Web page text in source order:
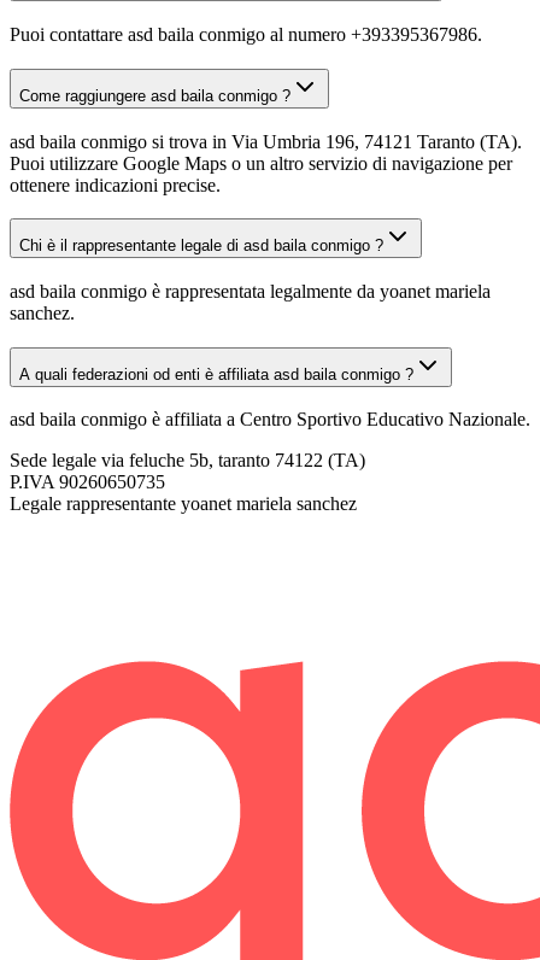
Puoi contattare asd baila conmigo al numero +393395367986.
Come raggiungere asd baila conmigo ?
asd baila conmigo si trova in Via Umbria 196, 74121 Taranto (TA).
Puoi utilizzare Google Maps o un altro servizio di navigazione per
ottenere indicazioni precise.
Chi è il rappresentante legale di asd baila conmigo ?
asd baila conmigo è rappresentata legalmente da yoanet mariela
sanchez.
A quali federazioni od enti è affiliata asd baila conmigo ?
asd baila conmigo è affiliata a Centro Sportivo Educativo Nazionale.
Sede legale via feluche 5b, taranto 74122 (TA)
P.IVA 90260650735
Legale rappresentante yoanet mariela sanchez